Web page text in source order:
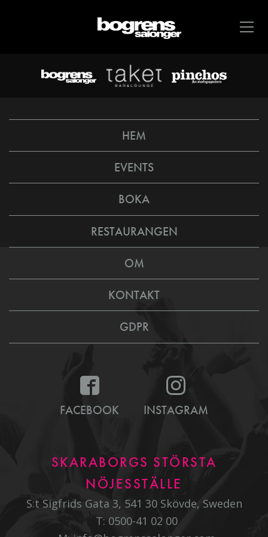
HEM
EVENTS
BOKA
RESTAURANGEN
OM
KONTAKT
GDPR
FACEBOOK INSTAGRAM
SKARABORGS STÖRSTA
NÖJESSTÄLLE
S:t Sigfrids Gata 3, 541 30 Skövde, Sweden
T: 0500-41 02 00